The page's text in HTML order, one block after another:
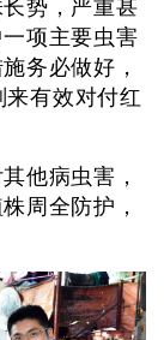
势，严重甚
项主要虫害
务必做好，
有效对付红
他病虫害，
周全防护，